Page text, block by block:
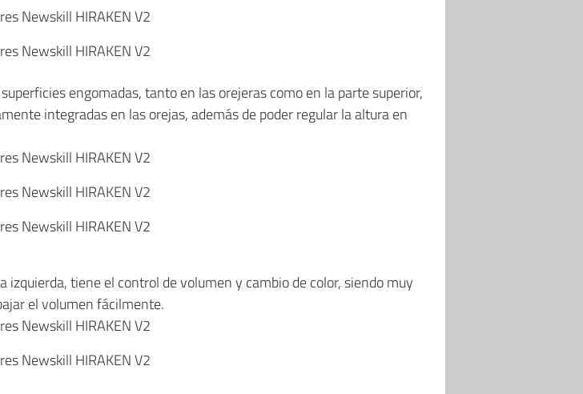
engomadas, tanto en las orejeras como en la parte superior,
integradas en las orejas, además de poder regular la altura en
tiene el control de volumen y cambio de color, siendo muy
el volumen fácilmente.